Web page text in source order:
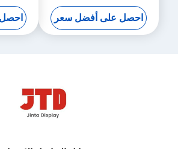
المقاوم للصدأ رف
احصل على أفضل سعر احصل